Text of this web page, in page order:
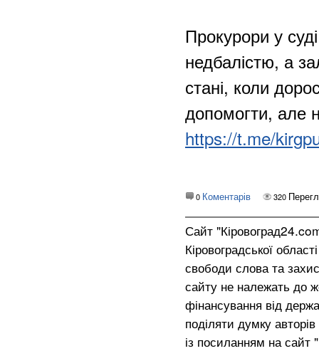
Прокурори у
недбалістю, а
стані, коли
допомогти, але
https://t.me/
0 Коментарів 320
Сайт
Кіровоградської
свободи слова та
сайту не належать до
фінансування від
поділяти думку
із посиланням на сайт